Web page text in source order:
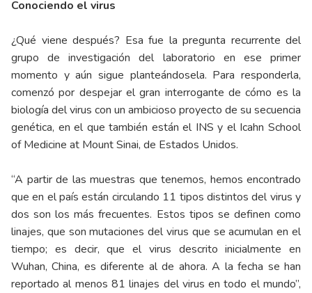
Conociendo el virus
¿Qué viene después? Esa fue la pregunta recurrente del
grupo de investigación del laboratorio en ese primer
momento y aún sigue planteándosela. Para responderla,
comenzó por despejar el gran interrogante de cómo es la
biología del virus con un ambicioso proyecto de su secuencia
genética, en el que también están el INS y el Icahn School
of Medicine at Mount Sinai, de Estados Unidos.
“A partir de las muestras que tenemos, hemos encontrado
que en el país están circulando 11 tipos distintos del virus y
dos son los más frecuentes. Estos tipos se definen como
linajes, que son mutaciones del virus que se acumulan en el
tiempo; es decir, que el virus descrito inicialmente en
Wuhan, China, es diferente al de ahora. A la fecha se han
reportado al menos 81 linajes del virus en todo el mundo”,